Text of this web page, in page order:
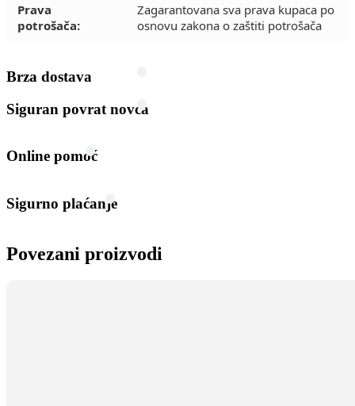
Prava
potrošača:
Zagarantovana sva prava kupaca po
osnovu zakona o zaštiti potrošača
Brza dostava
Siguran povrat novca
Online pomoć
Sigurno plaćanje
Povezani proizvodi